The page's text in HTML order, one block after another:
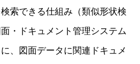
索できる仕組み（類似形状検
・ドキュメント管理システム
、図面データに関連ドキュメ